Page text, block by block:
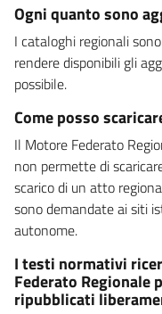
Ogni quanto sono
I cataloghi regionali
rendere disponibili gli
possibile.
Come posso
Il Motore Federato
non permette di
scarico di un atto
sono demandate ai siti
autonome.
I testi normativi
Federato Regionale
ripubblicati